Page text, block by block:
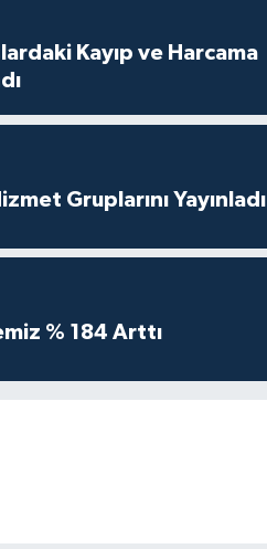
Kayıp ve Harcama
Gruplarını Yayınladı
% 184 Arttı